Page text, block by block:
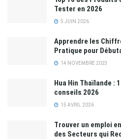
Tester en 2026
5 JUIN 2026
Apprendre les
Pratique pour
14 NOVEMBRE 2023
Hua Hin Thaïlande :
conseils 2026
15 AVRIL 2026
Trouver un emploi
des Secteurs qui